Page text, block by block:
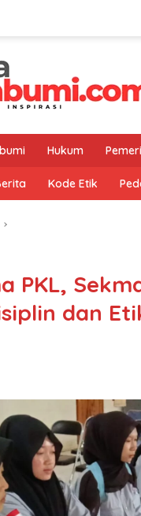
Hukum
Kode Etik
PKL,
dan